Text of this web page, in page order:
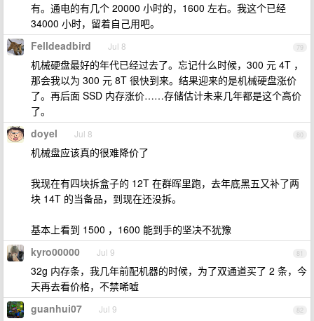
有。通电的有几个 20000 小时的，1600 左右。我这个已经
34000 小时，留着自己用吧。
79
Felldeadbird Jul 8
机械硬盘最好的年代已经过去了。忘记什么时候，300 元 4T ，
那会我以为 300 元 8T 很快到来。结果迎来的是机械硬盘涨价
了。再后面 SSD 内存涨价……存储估计未来几年都是这个高价
了。
80
doyel Jul 8
机械盘应该真的很难降价了
我现在有四块拆盒子的 12T 在群晖里跑，去年底黑五又补了两
块 14T 的当备品，到现在还没拆。
基本上看到 1500 ，1600 能到手的坚决不犹豫
81
kyro00000 Jul 9
32g 内存条，我几年前配机器的时候，为了双通道买了 2 条，今
天再去看价格，不禁唏嘘
82
guanhui07 Jul 9